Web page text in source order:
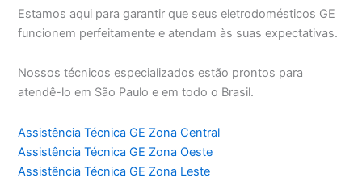
Estamos aqui para garantir que seus eletrodomésticos GE
funcionem perfeitamente e atendam às suas expectativas.
Nossos técnicos especializados estão prontos para
atendê-lo em São Paulo e em todo o Brasil.
Assistência Técnica GE Zona Central
Assistência Técnica GE Zona Oeste
Assistência Técnica GE Zona Leste